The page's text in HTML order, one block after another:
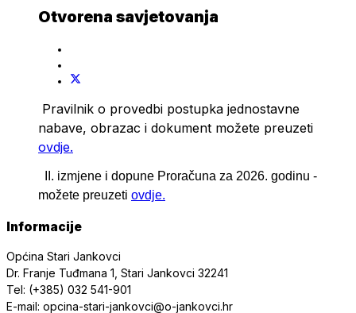
Otvorena savjetovanja
Pravilnik o provedbi postupka jednostavne
nabave, obrazac i dokument možete preuzeti
ovdje.
II. izmjene i dopune Proračuna za 2026. godinu -
možete preuzeti ovdje.
Informacije
Općina Stari Jankovci
Dr. Franje Tuđmana 1, Stari Jankovci 32241
Tel: (+385) 032 541-901
E-mail: opcina-stari-jankovci@o-jankovci.hr